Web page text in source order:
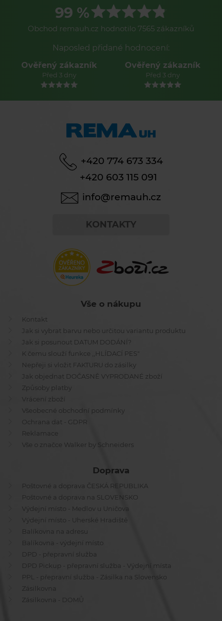
99 %
Obchod remauh.cz hodnotilo 7565 zákazníků
Naposled přidané hodnocení:
Ověřený zákazník
Před 3 dny
Ověřený zákazník
Před 3 dny
+420 774 673 334
+420 603 115 091
info@remauh.cz
KONTAKTY
Vše o nákupu
Kontakt
Jak si vybrat barvu nebo určitou variantu produktu
Jak si posunout DATUM DODÁNÍ?
K čemu slouží funkce ,,HLÍDACÍ PES"
Nepřeji si vložit FAKTURU do zásilky
Jak objednat DOČASNĚ VYPRODANÉ zboží
Způsoby platby
Vrácení zboží
Všeobecné obchodní podmínky
Ochrana dat - GDPR
Reklamace
Vše o značce Walker by Schneiders
Doprava
Poštovné a doprava ČESKÁ REPUBLIKA
Poštovné a doprava na SLOVENSKO
Výdejní místo - Medlov u Uničova
Výdejní místo - Uherské Hradiště
Balíkovna na adresu
Balíkovna - výdejní místo
DPD - přepravní služba
DPD Pickup - přepravní služba - Výdejní místa
PPL - přepravní služba - Zásilka na Slovensko
Zásilkovna
Zásilkovna - DOMŮ